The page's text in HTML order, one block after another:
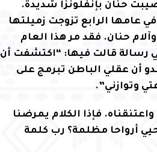
حنان بإنفلونزا شديدة.
عامها الرابع تزوجت زميلتها
حنان. فقد مر هذا العام
رسالة قالت فيها: “اكتشفت أن
أن عقلي الباطن تبرمج على
وتوازني”.
فإذا الكلام يمرضنا
أرواحا مظلمة؟ رب كلمة